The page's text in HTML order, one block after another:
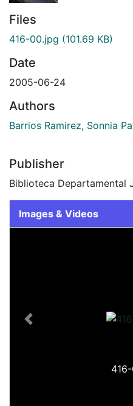
Files
416-00.jpg (101.69 KB)
Date
2005-06-24
Authors
Barrios Ramirez, Sonnia
Publisher
Biblioteca Departamental
Images & Videos
Previous